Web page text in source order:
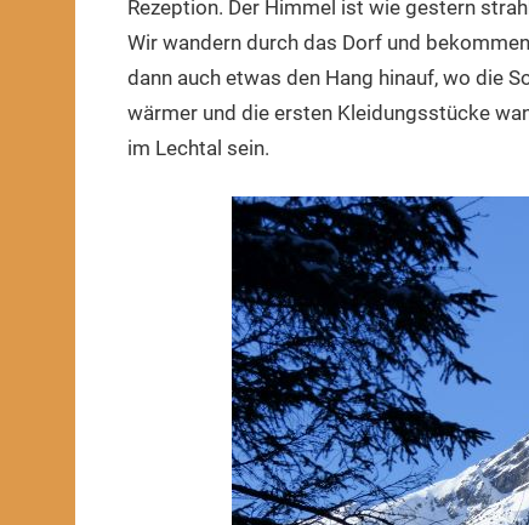
Rezeption. Der Himmel ist wie gestern
Wir wandern durch das Dorf und
dann auch etwas den Hang hinauf, wo die
wärmer und die ersten Kleidungsstücke
im Lechtal sein.